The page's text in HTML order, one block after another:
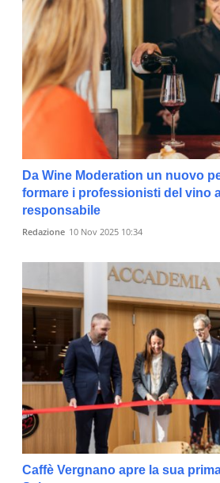
Da Wine Moderation un nuovo
formare i professionisti del vino
responsabile
Redazione 10 Nov 2025 10:34
Caffè Vergnano apre la sua